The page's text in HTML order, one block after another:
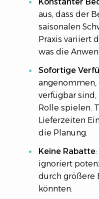
aus, dass der
saisonalen
Praxis variiert
was die
Sofortige
angenommen,
verfügbar
Rolle spielen.
Lieferzeiten
die Planung.
Keine Rabatte
ignoriert
durch größere
könnten.